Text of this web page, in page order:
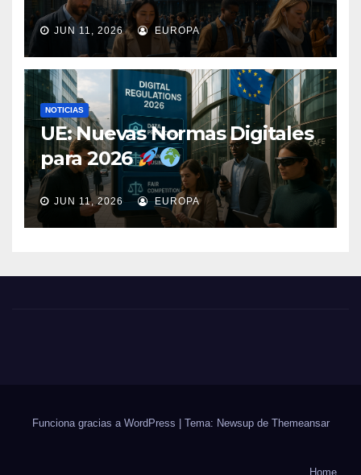
JUN 11, 2026 EUROPA
NOTICIAS
UE: Nuevas Normas Digitales
para 2026
JUN 11, 2026 EUROPA
Funciona gracias a WordPress | Tema: Newsup de Themeansar
Home